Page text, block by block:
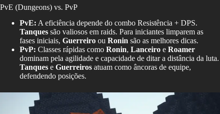
PvE (Dungeons) vs. PvP
PvE: A eficiência depende do combo Resistência + DPS.
Tanques são valiosos em raids. Para iniciantes limparem as
fases iniciais, Guerreiro ou Ronin são as melhores dicas.
PvP: Classes rápidas como Ronin, Lanceiro e Roamer
dominam pela agilidade e capacidade de ditar a distância da luta.
Tanques e Guerreiros atuam como âncoras de equipe,
defendendo posições.